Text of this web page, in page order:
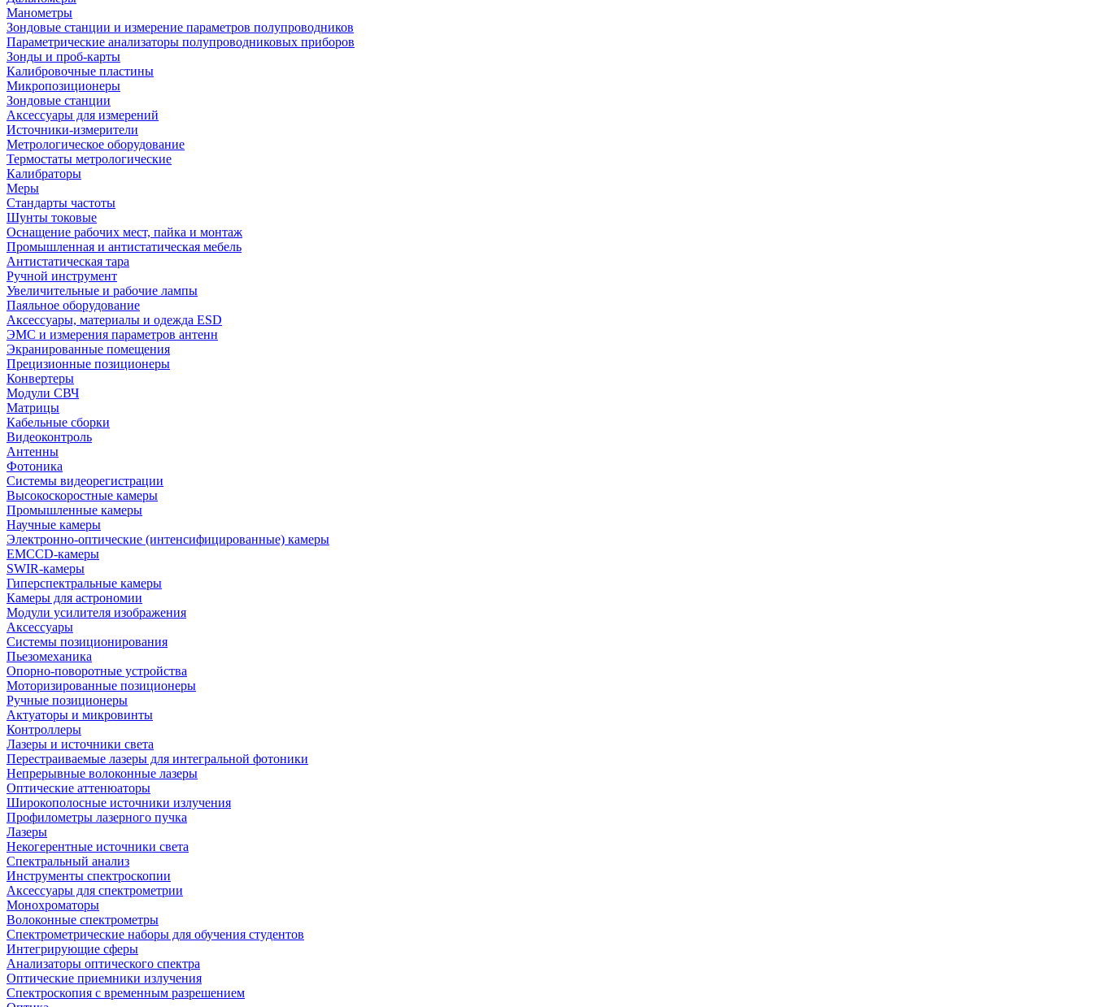
Манометры
Зондовые станции и измерение параметров полупроводников
Параметрические анализаторы полупроводниковых приборов
Зонды и проб-карты
Калибровочные пластины
Микропозиционеры
Зондовые станции
Аксессуары для измерений
Источники-измерители
Метрологическое оборудование
Термостаты метрологические
Калибраторы
Меры
Стандарты частоты
Шунты токовые
Оснащение рабочих мест, пайка и монтаж
Промышленная и антистатическая мебель
Антистатическая тара
Ручной инструмент
Увеличительные и рабочие лампы
Паяльное оборудование
Аксессуары, материалы и одежда ESD
ЭМС и измерения параметров антенн
Экранированные помещения
Прецизионные позиционеры
Конвертеры
Модули СВЧ
Матрицы
Кабельные сборки
Видеоконтроль
Антенны
Фотоника
Cистемы видеорегистрации
Высокоскоростные камеры
Промышленные камеры
Научные камеры
Электронно-оптические (интенсифицированные) камеры
EMCCD-камеры
SWIR-камеры
Гиперспектральные камеры
Камеры для астрономии
Модули усилителя изображения
Аксессуары
Системы позиционирования
Пьезомеханика
Опорно-поворотные устройства
Моторизированные позиционеры
Ручные позиционеры
Актуаторы и микровинты
Контроллеры
Лазеры и источники света
Перестраиваемые лазеры для интегральной фотоники
Непрерывные волоконные лазеры
Оптические аттенюаторы
Широкополосные источники излучения
Профилометры лазерного пучка
Лазеры
Некогерентные источники света
Спектральный анализ
Инструменты спектроскопии
Аксессуары для спектрометрии
Монохроматоры
Волоконные спектрометры
Спектрометрические наборы для обучения студентов
Интегрирующие сферы
Анализаторы оптического спектра
Оптические приемники излучения
Спектроскопия с временным разрешением